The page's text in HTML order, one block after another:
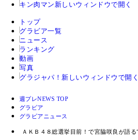
キン肉マン 新しいウィンドウで開く
トップ
グラビア一覧
ニュース
ランキング
動画
写真
グラジャパ！ 新しいウィンドウで開く
週プレNEWS TOP
グラビア
グラビアニュース
ＡＫＢ４８総選挙目前！で宮脇咲良が語